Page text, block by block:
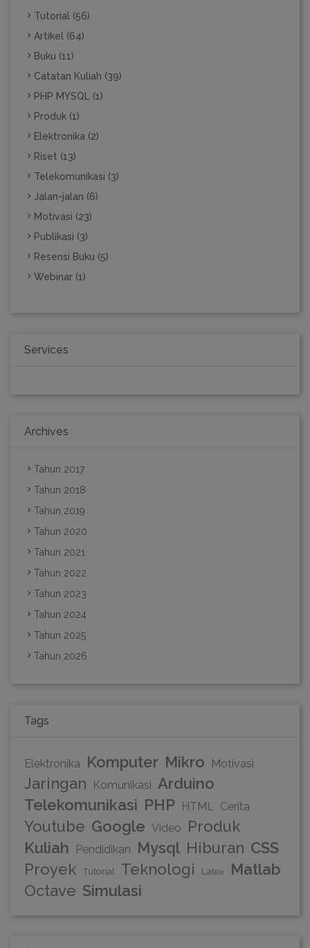
Tutorial (56)
Artikel (64)
Buku (11)
Catatan Kuliah (39)
PHP MYSQL (1)
Produk (1)
Elektronika (2)
Riset (13)
Telekomunikasi (3)
Jalan-jalan (6)
Motivasi (23)
Publikasi (3)
Resensi Buku (5)
Webinar (1)
Services
Archives
Tahun 2017
Tahun 2018
Tahun 2019
Tahun 2020
Tahun 2021
Tahun 2022
Tahun 2023
Tahun 2024
Tahun 2025
Tahun 2026
Tags
Elektronika Komputer Mikro Motivasi
Jaringan Komunikasi Arduino
Telekomunikasi PHP HTML Cerita
Youtube Google Video
Produk
Kuliah
Pendidikan Mysql Hiburan CSS
Proyek
Tutorial Teknologi Latex
Matlab
Octave Simulasi